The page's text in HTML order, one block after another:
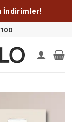
İndirimler!